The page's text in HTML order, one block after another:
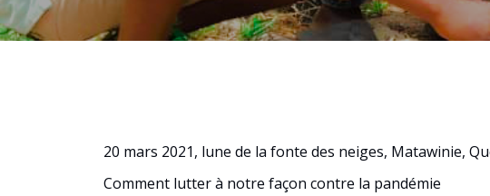
20 mars 2021, lune de la fonte des neiges, Matawinie,
Comment lutter à notre façon contre la pandémie